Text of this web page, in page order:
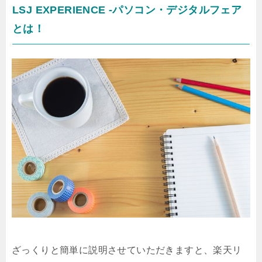
LSJ EXPERIENCE -パソコン・デジタルフェア
とは！
ざっくりと簡単に説明させていただきますと、楽天リ